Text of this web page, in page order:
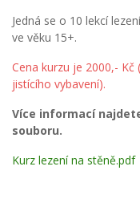
Jedná se o 10 lekcí
ve věku 15+.
Cena kurzu je 2000,-
jistícího vybavení).
Více informací
souboru.
Kurz lezení na stěně.pdf